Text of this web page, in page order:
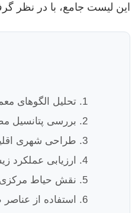
این لیست جامع، با در نظر
تحلیل الگوهای
بررسی پتانسیل
طراحی شهری
ارزیابی
نقش حیاط مرکزی
استفاده از